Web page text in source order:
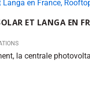
ET LANGA EN
la centrale